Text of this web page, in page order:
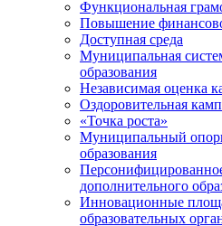
Функциональная
Повышение
Доступная среда
Муниципальная
образования
Независимая оценка
Оздоровительная
«Точка роста»
Муниципальный
образования
дополнительного
Инновационные
образовательных